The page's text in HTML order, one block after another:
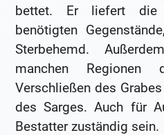
bettet. Er liefert die
benötigten
Sterbehemd.
manchen Regionen
Verschließen des
des Sarges. Auch für
Bestatter zuständig sein.